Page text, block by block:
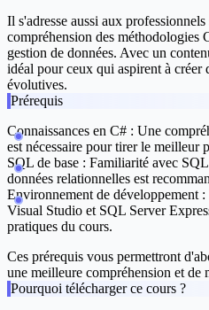
Il s'adresse aussi aux
compréhension des méthodologies
gestion de données. Avec un
idéal pour ceux qui aspirent à créer
évolutives.
Prérequis
Connaissances en C# : Une
est nécessaire pour tirer le meilleur
SQL de base : Familiarité avec SQL
données relationnelles est
Environnement de développement :
Visual Studio et SQL Server
pratiques du cours.
Ces prérequis vous permettront
une meilleure compréhension et de
Pourquoi télécharger ce cours ?